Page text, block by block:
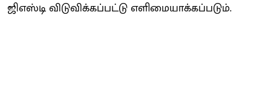
ஜிஎஸ்டி விடுவிக்கப்பட்டு எளிமையாக்கப்படும்.